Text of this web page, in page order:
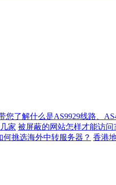
您了解什么是AS9929线路、
家 被屏蔽的网站怎样才能访
何挑选海外中转服务器？ 香港